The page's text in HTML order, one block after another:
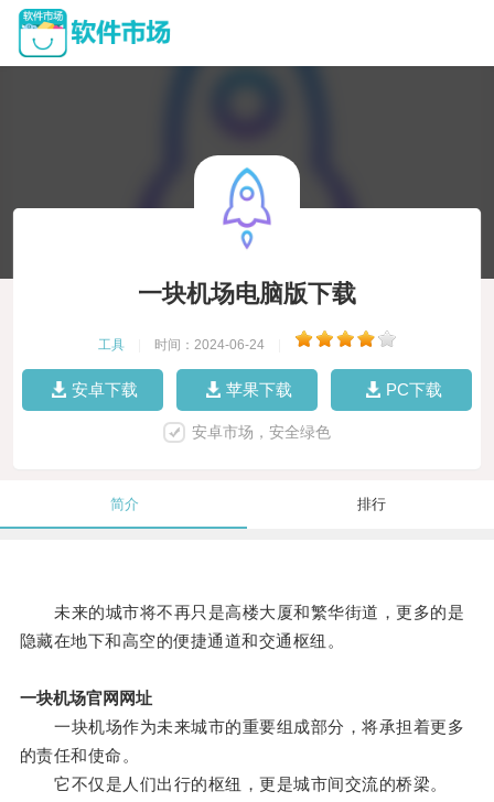
一块机场电脑版下载
工具 时间：2024-06-24
安卓下载 苹果下载 PC下载
安卓市场，安全绿色
简介 排行
未来的城市将不再只是高楼大厦和繁华街道，更多的是
隐藏在地下和高空的便捷通道和交通枢纽。
一块机场官网网址
一块机场作为未来城市的重要组成部分，将承担着更多
的责任和使命。
它不仅是人们出行的枢纽，更是城市间交流的桥梁。